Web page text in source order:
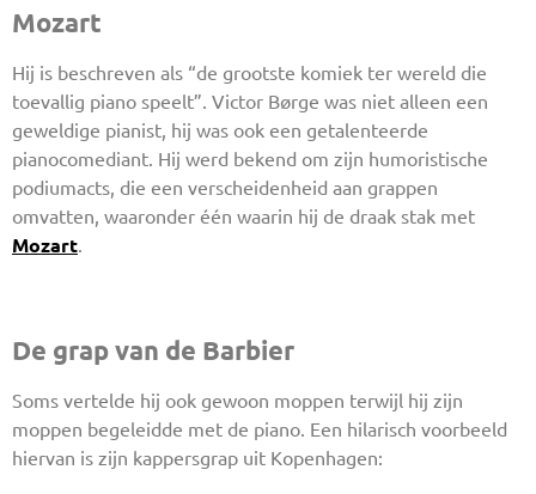
Mozart
Hij is beschreven als “de grootste komiek ter wereld die
toevallig piano speelt”. Victor Børge was niet alleen een
geweldige pianist, hij was ook een getalenteerde
pianocomediant. Hij werd bekend om zijn humoristische
podiumacts, die een verscheidenheid aan grappen
omvatten, waaronder één waarin hij de draak stak met
Mozart.
De grap van de Barbier
Soms vertelde hij ook gewoon moppen terwijl hij zijn
moppen begeleidde met de piano. Een hilarisch voorbeeld
hiervan is zijn kappersgrap uit Kopenhagen: